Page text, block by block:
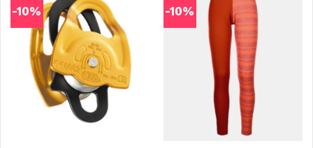
-10% -10%